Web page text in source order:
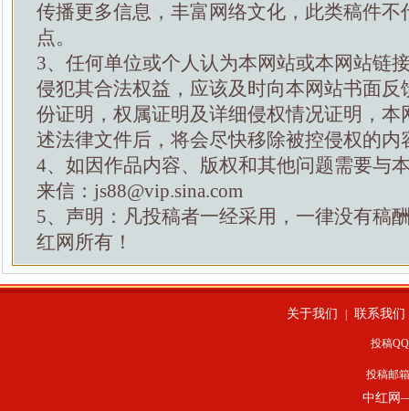
传播更多信息，丰富网络文化，此类稿件不
点。
3、任何单位或个人认为本网站或本网站链
侵犯其合法权益，应该及时向本网站书面反
份证明，权属证明及详细侵权情况证明，本
述法律文件后，将会尽快移除被控侵权的内
4、如因作品内容、版权和其他问题需要与
来信：js88@vip.sina.com
5、声明：凡投稿者一经采用，一律没有稿
红网所有！
关于我们 联系我们
投稿
投稿邮
中红网